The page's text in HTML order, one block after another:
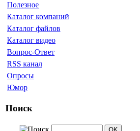
Полезное
Каталог компаний
Каталог файлов
Каталог видео
Вопрос-Ответ
RSS канал
Опросы
Юмор
Поиск